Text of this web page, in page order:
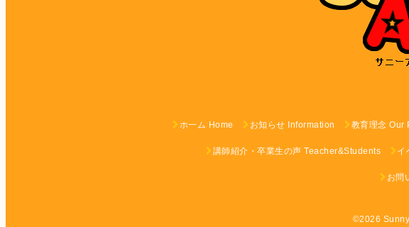
ホ一ム Home お知らせ Information 教育理念 Our
講師紹介・卒業生の声 Teacher&Students イ
お問
©2026